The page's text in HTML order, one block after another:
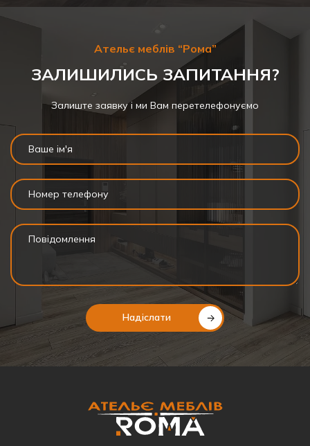
Ательє меблів “Рома”
ЗАЛИШИЛИСЬ ЗАПИТАННЯ?
Залиште заявку і ми Вам перетелефонуємо
Надіслати